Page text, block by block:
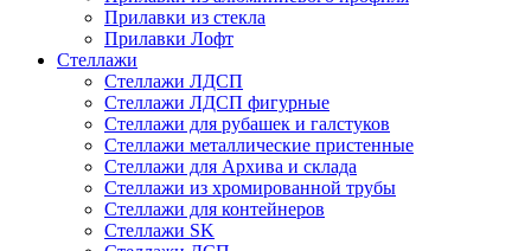
Прилавки из стекла
Прилавки Лофт
Стеллажи
Стеллажи ЛДСП
Стеллажи ЛДСП фигурные
Стеллажи для рубашек и галстуков
Стеллажи металлические пристенные
Стеллажи для Архива и склада
Стеллажи из хромированной трубы
Стеллажи для контейнеров
Стеллажи SK